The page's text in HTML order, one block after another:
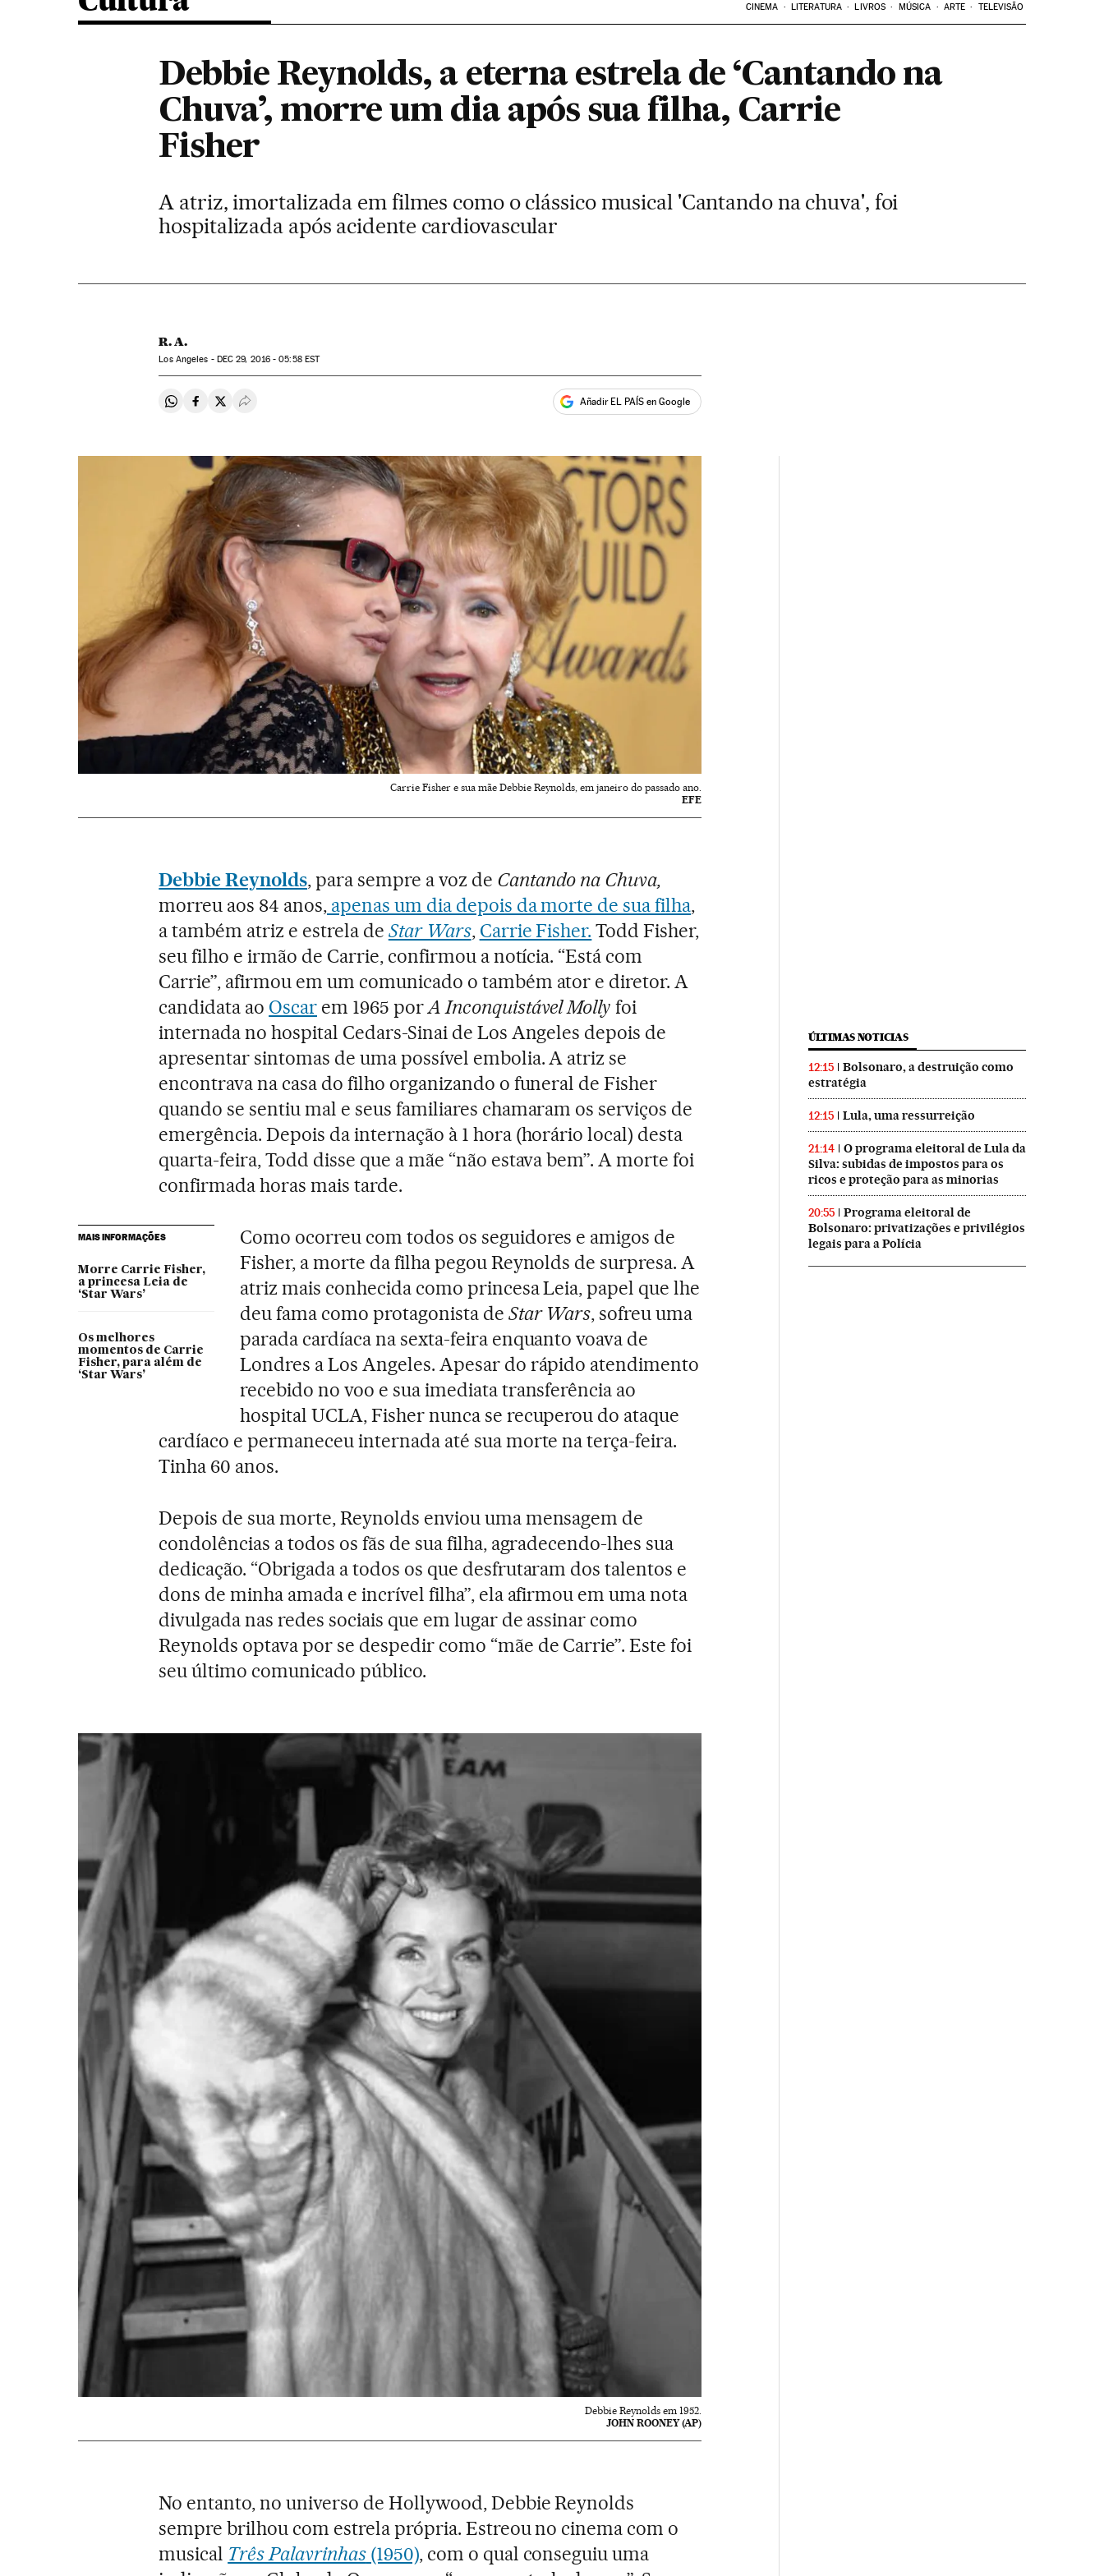
CINEMA LITERATURA LIVROS MÚSICA ARTE TELEVISÃO
Debbie Reynolds, a eterna estrela de ‘Cantando na
Chuva’, morre um dia após sua filha, Carrie
Fisher
A atriz, imortalizada em filmes como o clássico musical 'Cantando na chuva', foi
hospitalizada após acidente cardiovascular
R. A.
Los Angeles - DEC 29, 2016 - 05:58EST
Compartir en Whatsapp
Compartir en Facebook
Compartir en Twitter
Desplegar Redes Sociales Añadir EL PAÍS en Google
Carrie Fisher e sua mãe Debbie Reynolds, em janeiro do passado ano.
EFE
Debbie Reynolds, para sempre a voz de Cantando na Chuva,
morreu aos 84 anos,apenas um dia depois da morte de sua filha,
a também atriz e estrela de Star Wars, Carrie Fisher. Todd Fisher,
seu filho e irmão de Carrie, confirmou a notícia. “Está com
Carrie”, afirmou em um comunicado o também ator e diretor. A
candidata ao Oscar em 1965 porA Inconquistável Molly foi
internada no hospital Cedars-Sinai de Los Angeles depois de
apresentar sintomas de uma possível embolia. A atriz se
encontrava na casa do filho organizando o funeral de Fisher
quando se sentiu mal e seus familiares chamaram os serviços de
emergência. Depois da internação à 1 hora (horário local) desta
quarta-feira, Todd disse que a mãe “não estava bem”. A morte foi
confirmada horas mais tarde.
MAIS INFORMAÇÕES
Morre Carrie Fisher,
a princesa Leia de
‘Star Wars’
Os melhores
momentos de Carrie
Fisher, para além de
‘Star Wars’
Como ocorreu com todos os seguidores e amigos de
Fisher, a morte da filha pegou Reynolds de surpresa. A
atriz mais conhecida como princesa Leia, papel que lhe
deu fama como protagonista de Star Wars, sofreu uma
parada cardíaca na sexta-feira enquanto voava de
Londres a Los Angeles. Apesar do rápido atendimento
recebido no voo e sua imediata transferência ao
hospital UCLA, Fisher nunca se recuperou do ataque
cardíaco e permaneceu internada até sua morte na terça-feira.
Tinha 60 anos.
Depois de sua morte, Reynolds enviou uma mensagem de
condolências a todos os fãs de sua filha, agradecendo-lhes sua
dedicação. “Obrigada a todos os que desfrutaram dos talentos e
dons de minha amada e incrível filha”, ela afirmou em uma nota
divulgada nas redes sociais que em lugar de assinar como
Reynolds optava por se despedir como “mãe de Carrie”. Este foi
seu último comunicado público.
Debbie Reynolds em 1952.
JOHN ROONEY (AP)
No entanto, no universo de Hollywood, Debbie Reynolds
sempre brilhou com estrela própria. Estreou no cinema com o
musical Três Palavrinhas(1950), com o qual conseguiu uma
ÚLTIMAS NOTICIAS
12:15
Bolsonaro, a destruição como
estratégia
12:15 Lula, uma ressurreição
21:14
O programa eleitoral de Lula da
Silva: subidas de impostos para os
ricos e proteção para as minorias
20:55
Programa eleitoral de
Bolsonaro: privatizações e privilégios
legais para a Polícia